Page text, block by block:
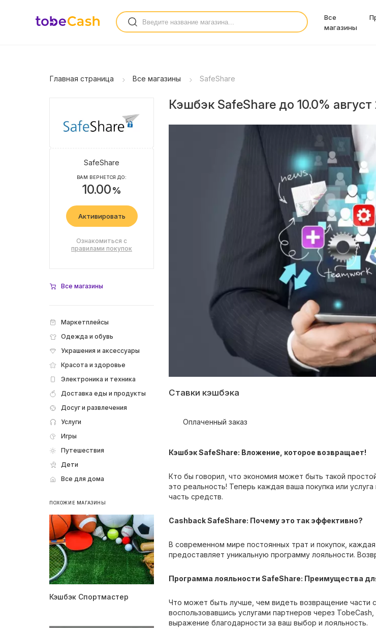
Все
магазины
Главная страница Все магазины SafeShare
SafeShare
ВАМ ВЕРНЕТСЯ ДО:
10.00%
Активировать
Ознакомиться с
правилами покупок
Все магазины
Маркетплейсы
Одежда и обувь
Украшения и аксессуары
Красота и здоровье
Электроника и техника
Доставка еды и продукты
Досуг и развлечения
Услуги
Игры
Путешествия
Дети
Все для дома
ПОХОЖИЕ МАГАЗИНЫ
Кэшбэк Спортмастер
Кэшбэк SafeShare до 10.0%
Ставки кэшбэка
Оплаченный заказ
Кэшбэк SafeShare: Вложение, которое возвращает!
Кто бы говорил, что экономия может быть такой
это реальность! Теперь каждая ваша покупка или
часть средств.
Cashback SafeShare: Почему это так эффективно?
В современном мире постоянных трат и покупок,
предоставляет уникальную программу лояльности.
Программа лояльности SafeShare: Преимущества
Что может быть лучше, чем видеть возвращение части
воспользовавшись услугами партнеров через
выражение благодарности за ваш выбор и лояльность.